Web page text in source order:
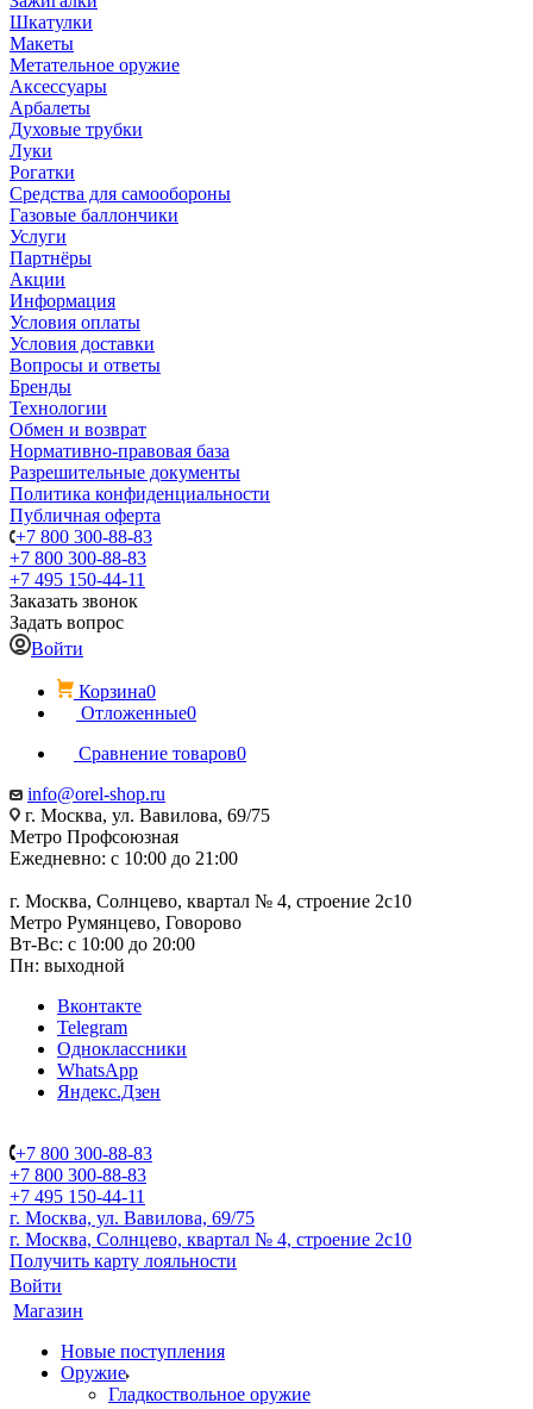
Шкатулки
Макеты
Метательное оружие
Аксессуары
Арбалеты
Духовые трубки
Луки
Рогатки
Средства для самообороны
Газовые баллончики
Услуги
Партнёры
Акции
Информация
Условия оплаты
Условия доставки
Вопросы и ответы
Бренды
Технологии
Обмен и возврат
Нормативно-правовая база
Разрешительные документы
Политика конфиденциальности
Публичная оферта
+7 800 300-88-83
+7 800 300-88-83
+7 495 150-44-11
Заказать звонок
Задать вопрос
Войти
Корзина0
Отложенные0
Сравнение товаров0
info@orel-shop.ru
г. Москва, ул. Вавилова, 69/75
Метро Профсоюзная
Ежедневно: с 10:00 до 21:00
г. Москва, Солнцево, квартал № 4, строение 2с10
Метро Румянцево, Говорово
Вт-Вс: с 10:00 до 20:00
Пн: выходной
Вконтакте
Telegram
Одноклассники
WhatsApp
Яндекс.Дзен
+7 800 300-88-83
+7 800 300-88-83
+7 495 150-44-11
г. Москва, ул. Вавилова, 69/75
г. Москва, Солнцево, квартал № 4, строение 2с10
Получить карту лояльности
Войти
Магазин
Новые поступления
Оружие
Гладкоствольное оружие